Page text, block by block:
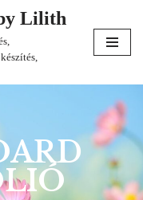
Lilith